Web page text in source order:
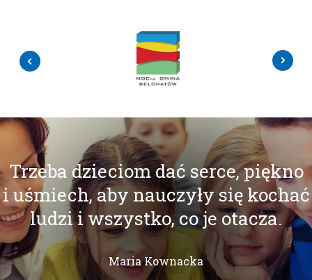
Trzeba dzieciom dać serce, piękno
i uśmiech, aby nauczyły się kochać
ludzi i wszystko, co je otacza.
Maria Kownacka